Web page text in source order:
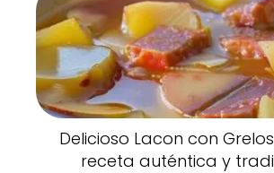
Delicioso Lacon con
receta auténtica y